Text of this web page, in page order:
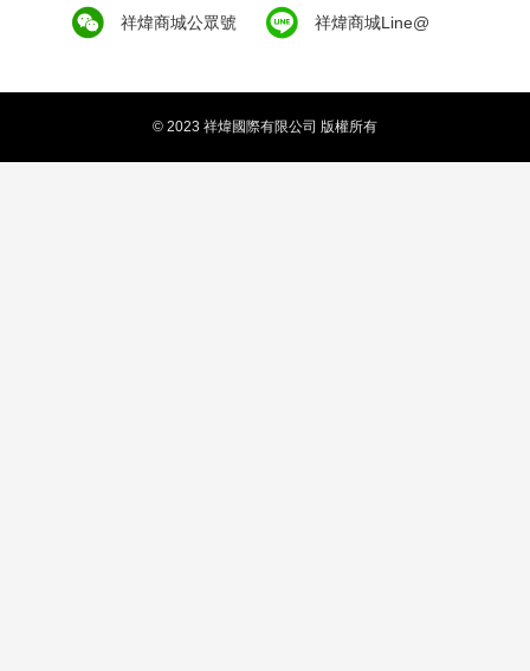
祥煒商城公眾號 祥煒商城Line@
© 2023 祥煒國際有限公司 版權所有